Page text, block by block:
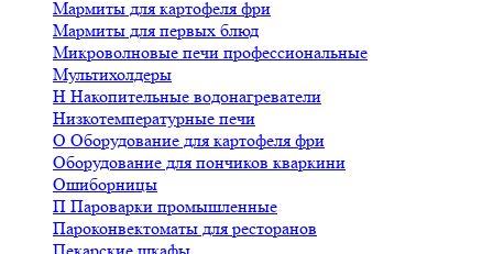
Мармиты для картофеля фри
Мармиты для первых блюд
Микроволновые печи профессиональные
Мультихолдеры
Н Накопительные водонагреватели
Низкотемпературные печи
О Оборудование для картофеля фри
Оборудование для пончиков кваркини
Ошиборницы
П Пароварки промышленные
Пароконвектоматы для ресторанов